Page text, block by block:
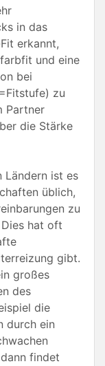
in das
erkannt,
und eine
bei
zu
Partner
die Stärke
Ländern ist es
üblich,
zu
hat oft
gibt.
großes
des
die
durch ein
findet